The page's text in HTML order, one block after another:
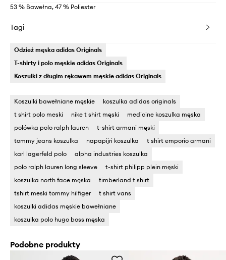
53 % Bawełna, 47 % Poliester
Tagi
Odzież męska adidas Originals
T-shirty i polo męskie adidas Originals
Koszulki z długim rękawem męskie adidas Originals
Koszulki bawełniane męskie
koszulka adidas originals
t shirt polo meski
nike t shirt męski
medicine koszulka męska
polówka polo ralph lauren
t-shirt armani męski
tommy jeans koszulka
napapijri koszulka
t shirt emporio armani
karl lagerfeld polo
alpha industries koszulka
polo ralph lauren long sleeve
t-shirt philipp plein męski
koszulka north face męska
timberland t shirt
tshirt meski tommy hilfiger
t shirt vans
koszulki adidas męskie bawełniane
koszulka polo hugo boss męska
Podobne produkty